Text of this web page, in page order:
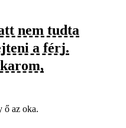
nem tudta
a férj.
ő az oka.